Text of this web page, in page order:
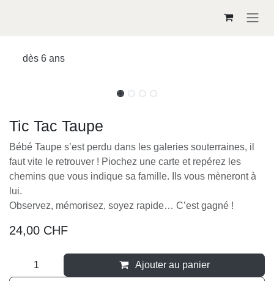
dès 6 ans
Tic Tac Taupe
Bébé Taupe s’est perdu dans les galeries souterraines,
il faut vite le retrouver ! Piochez une carte et repérez
les chemins que vous indique sa famille. Ils vous
mèneront à lui.
Observez, mémorisez, soyez rapide… C’est gagné !
24,00 CHF
Ajouter au panier